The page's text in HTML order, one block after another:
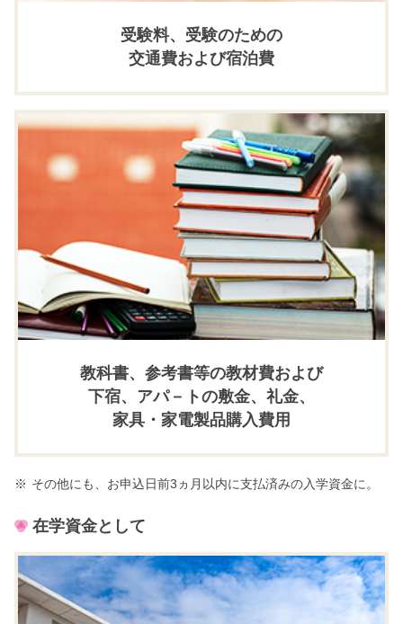
受験料、受験のための
交通費および宿泊費
教科書、参考書等の教材費および
下宿、アパ－トの敷金、礼金、
家具・家電製品購入費用
※ その他にも、お申込日前3ヵ月以内に支払済みの入学資金に。
在学資金として